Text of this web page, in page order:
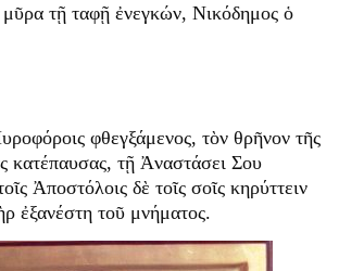
τῇ ταφῇ ἐνεγκών, Νικόδημος ὁ
φθεγξάμενος, τὸν θρῆνον τῆς
κατέπαυσας, τῇ Ἀναστάσει Σου
Ἀποστόλοις δὲ τοῖς σοῖς κηρύττειν
ἐξανέστη τοῦ μνήματος.